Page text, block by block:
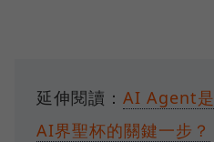
延伸閱讀： AI Agent是
AI界聖杯的關鍵一步？